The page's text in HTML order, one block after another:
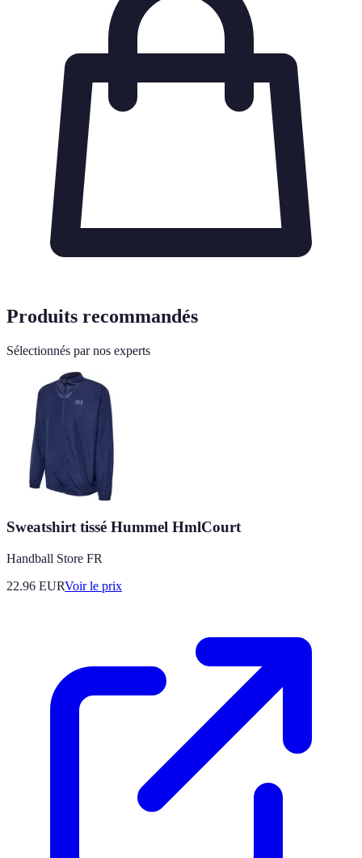
Produits recommandés
Sélectionnés par nos experts
Sweatshirt tissé Hummel HmlCourt
Handball Store FR
22.96 EURVoir le prix